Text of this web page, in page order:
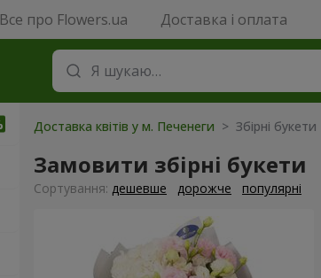
Все про Flowers.ua Доставка і оплата
Доставка квітів у м. Печенеги > Збірні букети
Замовити збірні букети
Сортування: дешевше дорожче популярні